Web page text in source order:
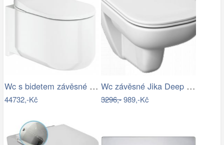
Wc s bidetem závěsné GROHE Sensia Arena…
44732,-Kč
Wc závěsné Jika Deep zadní odpad…
3296,-989,-Kč